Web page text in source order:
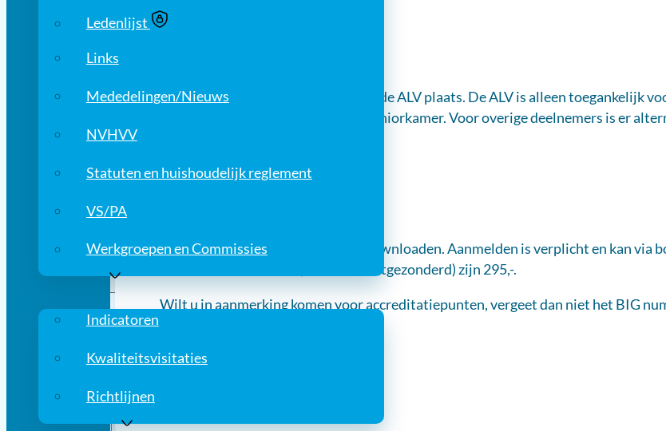
Ledenlijst
Links
Mededelingen/Nieuws
NVHVV
Statuten en huishoudelijk reglement
VS/PA
Werkgroepen en Commissies
Kwaliteit
Indicatoren
Kwaliteitsvisitaties
Richtlijnen
Registratie
Tijd
Tussen 13.30 uur en 14.30 uur vindt de ALV plaats. De ALV is alleen toegankelijk
seniorleden en het bestuur van de juniorkamer. Voor overige deelnemers is er
Het programma kunt u hieronder downloaden. Aanmelden is verplicht en kan via
kosten voor niet-leden (studenten uitgezonderd) zijn 295,-.
Wilt u in aanmerking komen voor accreditatiepunten, vergeet dan niet het BIG